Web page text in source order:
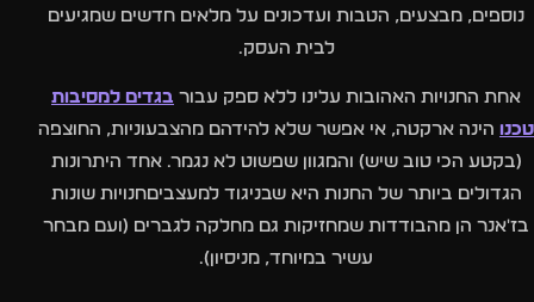
נוספים, מבצעים, הטבות ועדכונים על מלאים חדשים שמגיעים
לבית העסק.
אחת החנויות האהובות עלינו ללא ספק עבור בגדים למסיבות
טכנו הינה ארקטה, אי אפשר שלא להידהם מהצבעוניות, החוצפה
(בקטע הכי טוב שיש) והמגוון שפשוט לא נגמר. אחד היתרונות
הגדולים ביותר של החנות היא שבניגוד למעצביםחנויות שונות
בז'אנר הן מהבודדות שמחזיקות גם מחלקה לגברים (ועם מבחר
עשיר במיוחד, מניסיון).